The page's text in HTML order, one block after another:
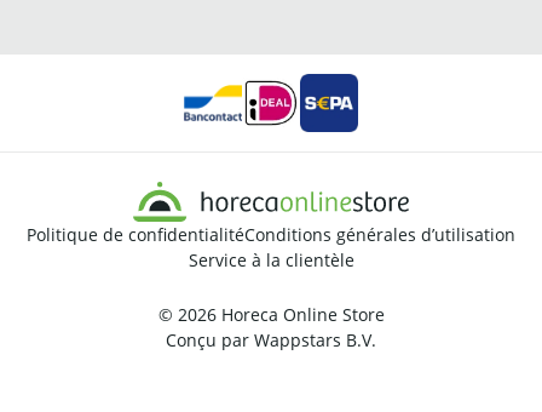
Politique de confidentialitéConditions générales d’utilisation
Service à la clientèle
© 2026 Horeca Online Store
Conçu par Wappstars B.V.